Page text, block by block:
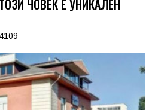
ЧОВЕК Е УНИКАЛЕН
4109